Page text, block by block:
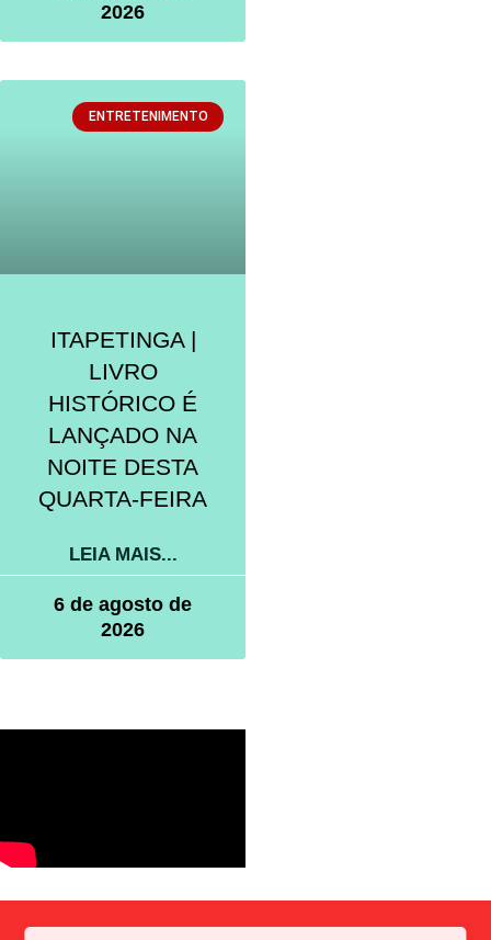
2026
ENTRETENIMENTO
ITAPETINGA |
LIVRO
HISTÓRICO É
LANÇADO NA
NOITE DESTA
QUARTA-FEIRA
LEIA MAIS...
6 de agosto de
2026